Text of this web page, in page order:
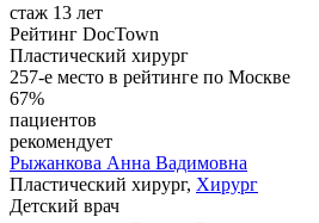
стаж 13 лет
Рейтинг DocTown
Пластический хирург
257-е место в рейтинге по Москве
67%
пациентов
рекомендует
Рыжанкова Анна Вадимовна
Пластический хирург, Хирург
Детский врач